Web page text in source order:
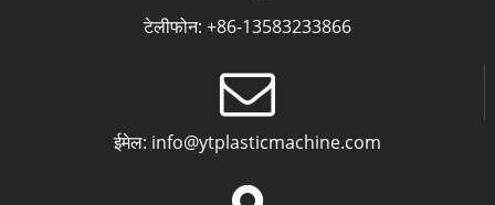
टेलीफोन: +86-13583233866
ईमेल: info@ytplasticmachine.com